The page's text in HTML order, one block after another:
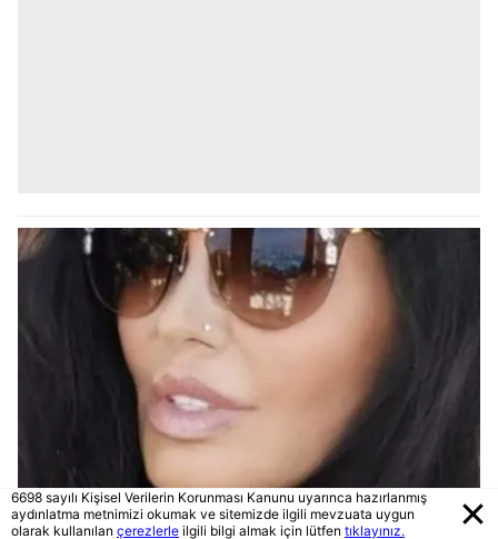
6698 sayılı Kişisel Verilerin Korunması Kanunu uyarınca hazırlanmış
aydınlatma metnimizi okumak ve sitemizde ilgili mevzuata uygun
olarak kullanılan çerezlerle ilgili bilgi almak için lütfen tıklayınız.